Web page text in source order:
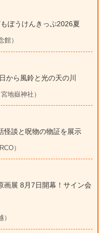
ぼうけんきっぷ2026夏
）
から風鈴と光の天の川
地嶽神社）
怪談と呪物の物証を展示
）
画展 8月7日開幕！サイン会